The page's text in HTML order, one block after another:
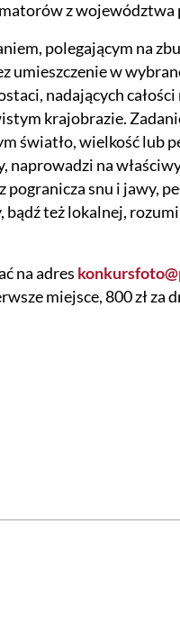
z województwa
polegającym na
umieszczenie w
nadających
krajobrazie.
światło, wielkość lub
na
snu i jawy,
też lokalnej,
na adres
miejsce, 800 zł za